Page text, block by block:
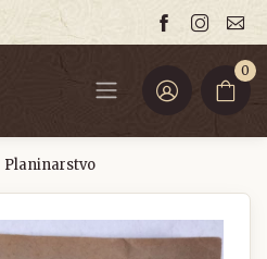
0
Planinarstvo